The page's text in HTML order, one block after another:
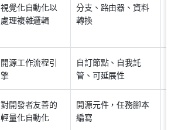
視覺化自動化以
處理複雜邏輯
分支、路由器、資料
轉換
開源工作流程引
擎
自訂節點、自我託
管、可延展性
對開發者友善的
輕量化自動化
開源元件，任務腳本
編寫